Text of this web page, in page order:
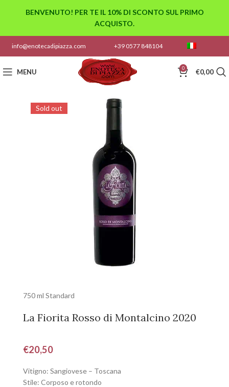
info@enotecadipiazza.com +39 0577 848104
MENU 0 €0,00
Sold out
750 ml Standard
La Fiorita Rosso di Montalcino 2020
€20,50
Vitigno: Sangiovese – Toscana
Stile: Corposo e rotondo
BENVENUTO! PER TE IL 10% DI SCONTO SUL PRIMO
ACQUISTO.